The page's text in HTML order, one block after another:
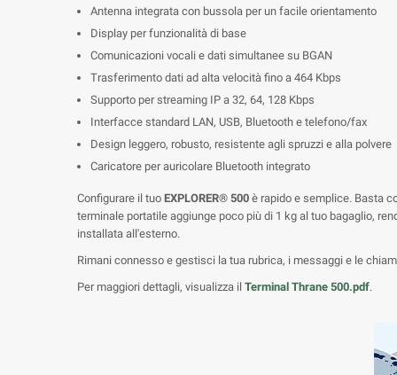
Antenna integrata con bussola per un facile orientamento
Display per funzionalità di base
Comunicazioni vocali e dati simultanee su BGAN
Trasferimento dati ad alta velocità fino a 464 Kbps
Supporto per streaming IP a 32, 64, 128 Kbps
Interfacce standard LAN, USB, Bluetooth e telefono/fax
Design leggero, robusto, resistente agli spruzzi e alla polvere
Caricatore per auricolare Bluetooth integrato
Configurare il tuo EXPLORER® 500 è rapido e semplice. Basta
terminale portatile aggiunge poco più di 1 kg al tuo bagaglio,
installata all'esterno.
Rimani connesso e gestisci la tua rubrica, i messaggi e le
Per maggiori dettagli, visualizza il Terminal Thrane 500.pdf.